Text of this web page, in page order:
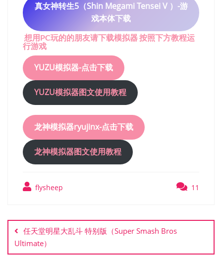
真女神转生5（Shin Megami Tensei V ）-游
戏本体下载
想用PC玩的的朋友请下载模拟器 按照下方教程运
行游戏
YUZU模拟器-点击下载
YUZU模拟器图文使用教程
龙神模拟器ryujinx-点击下载
龙神模拟器图文使用教程
flysheep 11
章
导
航
任天堂明星大乱斗 特别版（Super Smash Bros
Ultimate）